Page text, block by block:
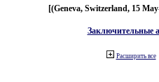
[(Geneva, Switzerland, 15
Заключительные
Расширить все